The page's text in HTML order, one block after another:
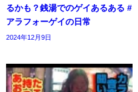
るかも？銭湯でのゲイあるある #
アラフォーゲイの日常
2024年12月9日